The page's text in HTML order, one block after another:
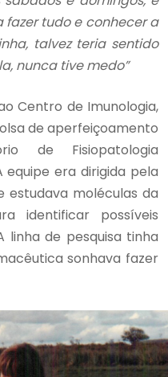
tudo e conhecer a
talvez teria sentido
nunca tive medo”
Centro de Imunologia,
de aperfeiçoamento
de Fisiopatologia
equipe era dirigida pela
estudava moléculas da
identificar possíveis
de pesquisa tinha
sonhava fazer